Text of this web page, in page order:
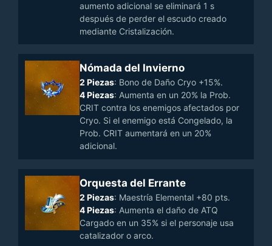
aumento adicional se eliminará 1 s
después de perder el escudo creado
mediante Cristalización.
Nómada del Invierno
2 Piezas: Bono de Daño Cryo +15%.
4 Piezas: Aumenta en un 20% la Prob.
CRIT contra los enemigos afectados por
Cryo. Si el enemigo está Congelado, la
Prob. CRIT aumentará en un 20%
adicional.
Orquesta del Errante
2 Piezas: Maestría Elemental +80 pts.
4 Piezas: Aumenta el daño de ATQ
Cargado en un 35% si el personaje usa
catalizador o arco.